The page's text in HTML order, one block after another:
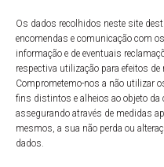
Os dados recolhidos neste site
encomendas e comunicação com
informação e de eventuais
respectiva utilização para efeitos
Comprometemo-nos a não utilizar
fins distintos e alheios ao objeto da
assegurando através de medidas
mesmos, a sua não perda ou
dados.